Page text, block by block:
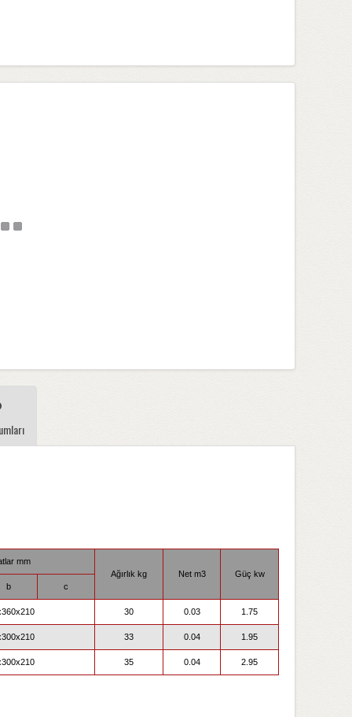
mm
Ağırlık kg
Net m3
Güç kw
b c
30 0.03 1.75
33 0.04 1.95
35 0.04 2.95